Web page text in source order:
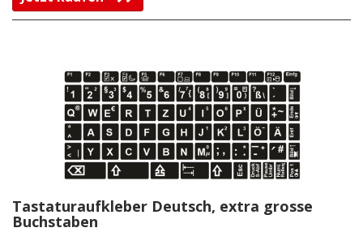
Tastaturaufkleber Deutsch, extra grosse
Buchstaben